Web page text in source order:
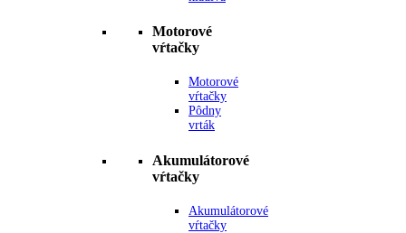
Motorové
vŕtačky
Motorové
vŕtačky
Pôdny
vrták
Akumulátorové
vŕtačky
Akumulátorové
vŕtačky